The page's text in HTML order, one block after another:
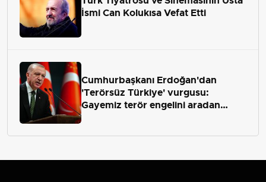
İsmi Can Kolukısa Vefat Etti
Cumhurbaşkanı Erdoğan'dan
'Terörsüz Türkiye' vurgusu:
Gayemiz terör engelini aradan